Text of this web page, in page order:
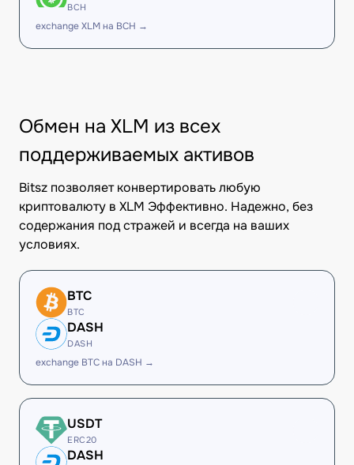
BCH
exchange XLM на BCH →
Обмен на XLM из всех
поддерживаемых активов
Bitsz позволяет конвертировать любую
криптовалюту в XLM Эффективно. Надежно, без
содержания под стражей и всегда на ваших
условиях.
BTC
BTC
DASH
DASH
exchange BTC на DASH →
USDT
ERC20
DASH